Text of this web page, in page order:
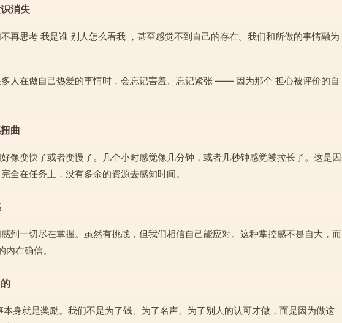
消失
再思考 我是谁 别人怎么看我 ，甚至感觉不到自己的存在。我们和所做的事情融为
人在做自己热爱的事情时，会忘记害羞、忘记紧张 —— 因为那个 担心被评价的自
曲
像变快了或者变慢了。几个小时感觉像几分钟，或者几秒钟感觉被拉长了。这是因
全在任务上，没有多余的资源去感知时间。
到一切尽在掌握。虽然有挑战，但我们相信自己能应对。这种掌控感不是自大，而
内在确信。
本身就是奖励。我们不是为了钱、为了名声、为了别人的认可才做，而是因为做这